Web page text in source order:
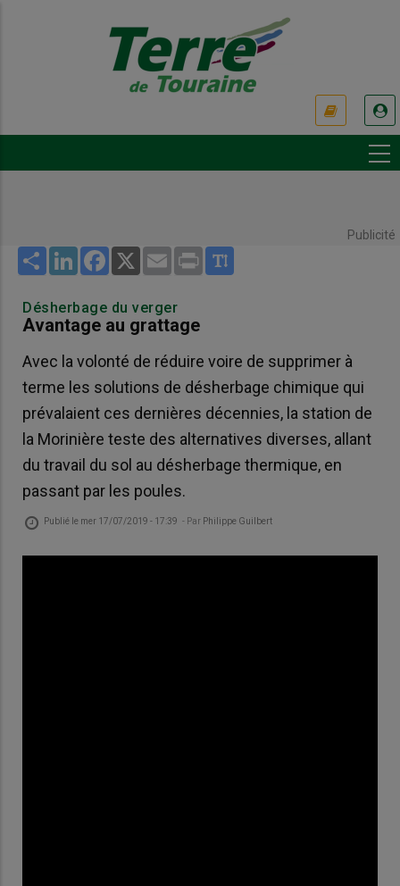
Publicité
Share LinkedInFacebook
X Email Print
Désherbage du verger
Avantage au grattage
Avec la volonté de réduire voire de supprimer à
terme les solutions de désherbage chimique qui
prévalaient ces dernières décennies, la station de
la Morinière teste des alternatives diverses, allant
du travail du sol au désherbage thermique, en
passant par les poules.
Publié le mer 17/07/2019 - 17:39 - Par Philippe Guilbert